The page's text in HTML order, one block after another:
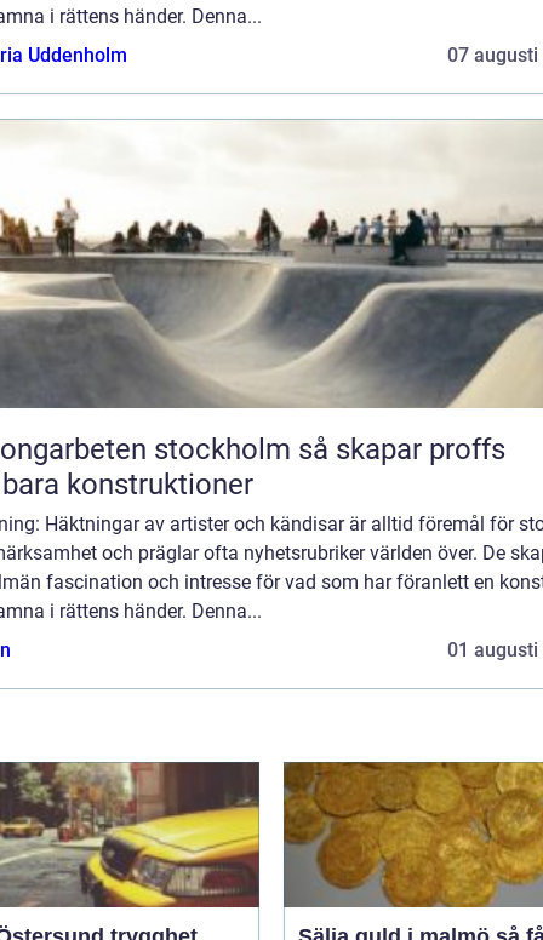
i rättens händer. Denna...
Uddenholm
07 augusti
stockholm så skapar proffs
konstruktioner
Häktningar av artister och kändisar är alltid föremål för
och präglar ofta nyhetsrubriker världen över. De
fascination och intresse för vad som har föranlett en
i rättens händer. Denna...
01 augusti